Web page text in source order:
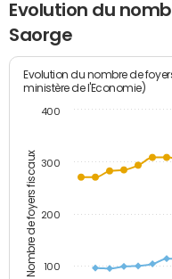
Evolution du
Saorge
Nombre de foyers fiscaux
Evolution du nombre de
ministère de l'Economie)
100
200
300
400